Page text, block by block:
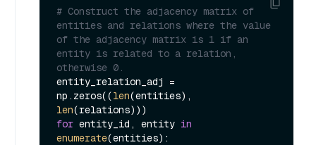
# Construct the adjacency matrix of
entities and relations where the value
of the adjacency matrix is 1 if an
entity is related to a relation,
otherwise 0.
entity_relation_adj =
np.zeros((len
len
for entity_id, entity in
enumerate(entities):